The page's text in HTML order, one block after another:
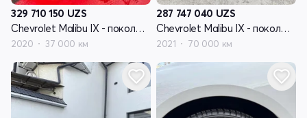
329 710 150 UZS
Chevrolet Malibu IX - поколение рестайлинг
2020 37 000 км
287 747 040 UZS
Chevrolet Malibu IX - поколение рестайлинг
2021 70 000 км